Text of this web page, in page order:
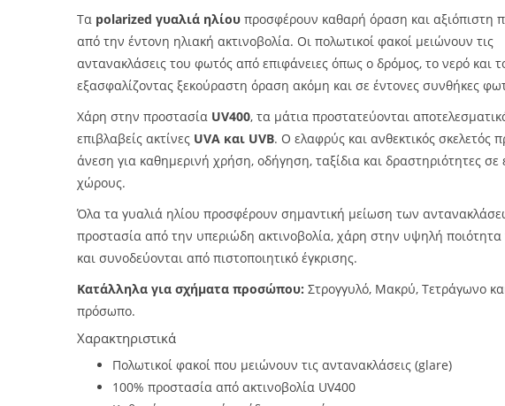
Τα polarized γυαλιά ηλίου προσφέρουν καθαρή όραση και αξιόπιστη
από την έντονη ηλιακή ακτινοβολία. Οι πολωτικοί φακοί μειώνουν τις
αντανακλάσεις του φωτός από επιφάνειες όπως ο δρόμος, το νερό και
εξασφαλίζοντας ξεκούραστη όραση ακόμη και σε έντονες συνθήκες
Χάρη στην προστασία UV400, τα μάτια προστατεύονται
επιβλαβείς ακτίνες UVA και UVB. Ο ελαφρύς και ανθεκτικός σκελετός
άνεση για καθημερινή χρήση, οδήγηση, ταξίδια και δραστηριότητες σε
χώρους.
Όλα τα γυαλιά ηλίου προσφέρουν σημαντική μείωση των
προστασία από την υπεριώδη ακτινοβολία, χάρη στην υψηλή
και συνοδεύονται από πιστοποιητικό έγκρισης.
Κατάλληλα για σχήματα προσώπου: Στρογγυλό, Μακρύ, Τετράγωνο
πρόσωπο.
Χαρακτηριστικά
Πολωτικοί φακοί που μειώνουν τις αντανακλάσεις (glare)
100% προστασία από ακτινοβολία UV400